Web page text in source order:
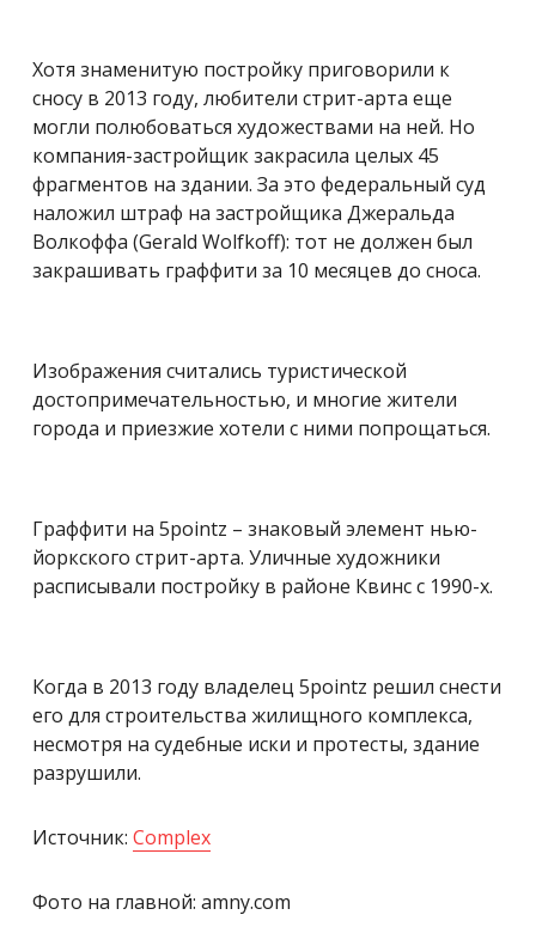
Хотя знаменитую постройку приговорили к
сносу в 2013 году, любители стрит-арта еще
могли полюбоваться художествами на ней. Но
компания-застройщик закрасила целых 45
фрагментов на здании. За это федеральный суд
наложил штраф на застройщика Джеральда
Волкоффа (Gerald Wolfkoff): тот не должен был
закрашивать граффити за 10 месяцев до сноса.
Изображения считались туристической
достопримечательностью, и многие жители
города и приезжие хотели с ними попрощаться.
Граффити на 5pointz – знаковый элемент нью-
йоркского стрит-арта. Уличные художники
расписывали постройку в районе Квинс с 1990-х.
Когда в 2013 году владелец 5pointz решил снести
его для строительства жилищного комплекса,
несмотря на судебные иски и протесты, здание
разрушили.
Источник: Complex
Фото на главной: amny.com